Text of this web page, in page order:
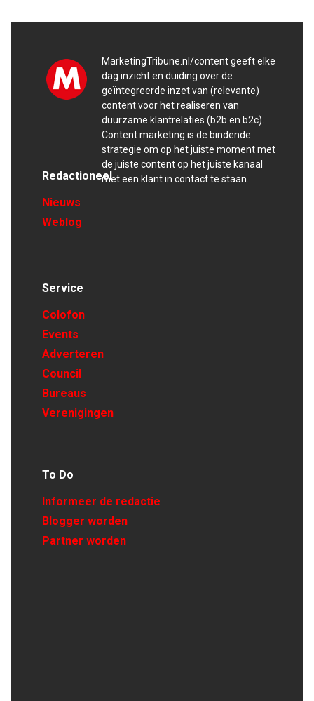
MarketingTribune.nl/content geeft elke
dag inzicht en duiding over de
geïntegreerde inzet van (relevante)
content voor het realiseren van
duurzame klantrelaties (b2b en b2c).
Content marketing is de bindende
strategie om op het juiste moment met
de juiste content op het juiste kanaal
met een klant in contact te staan.
Redactioneel
Nieuws
Weblog
Service
Colofon
Events
Adverteren
Council
Bureaus
Verenigingen
To Do
Informeer de redactie
Blogger worden
Partner worden